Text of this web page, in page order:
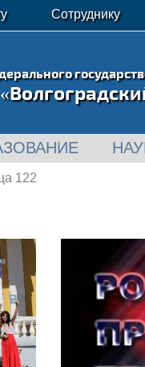
Сотруднику
122